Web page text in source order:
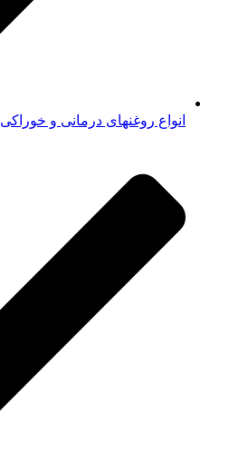
انواع روغنهای درمانی و خوراکی